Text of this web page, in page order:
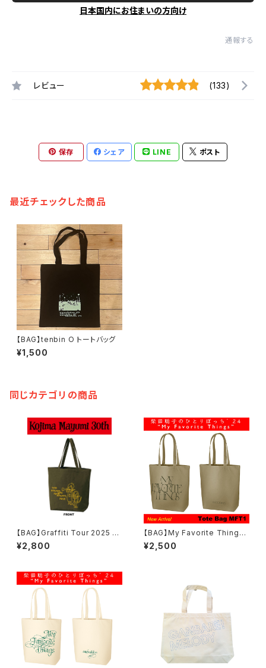
日本国内にお住まいの方向け
通報する
レビュー (133)
保存 シェア LINE ポスト
最近チェックした商品
【BAG】tenbin O トートバッグ
¥1,500
同じカテゴリの商品
【BAG】Graffiti Tour 2025 ト
ートバッグ 【Army Green】
¥2,800
【BAG】My Favorite Things
トートバッグ (サンドベージュ)
¥2,500